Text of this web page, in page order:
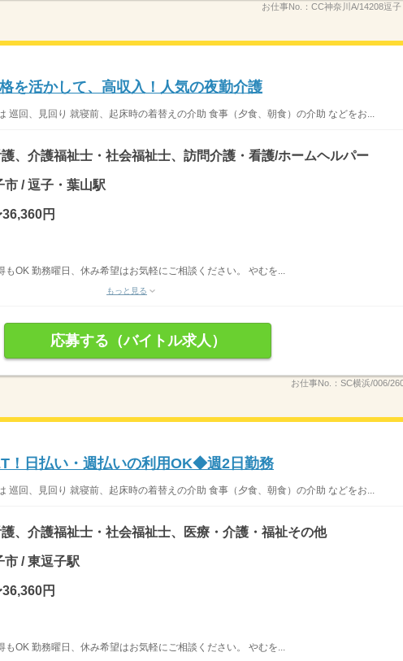
お仕事No.： CC神奈川A/14208逗
を活かして、高収入！人気の夜勤介護
巡回、見回り 就寝前、起床時の着替えの介助 食事（夕食、朝食）の介助 などをお...
、介護福祉士・社会福祉士、訪問介護・看護/ホームヘルパー
市 / 逗子・葉山駅
円
OK 勤務曜日、休み希望はお気軽にご相談ください。 やむを...
もっと見る
応募する（バイトル求人）
お仕事No.： SC横浜/006/
！日払い・週払いの利用OK◆週2日勤務
巡回、見回り 就寝前、起床時の着替えの介助 食事（夕食、朝食）の介助 などをお...
、介護福祉士・社会福祉士、医療・介護・福祉その他
市 / 東逗子駅
円
OK 勤務曜日、休み希望はお気軽にご相談ください。 やむを...